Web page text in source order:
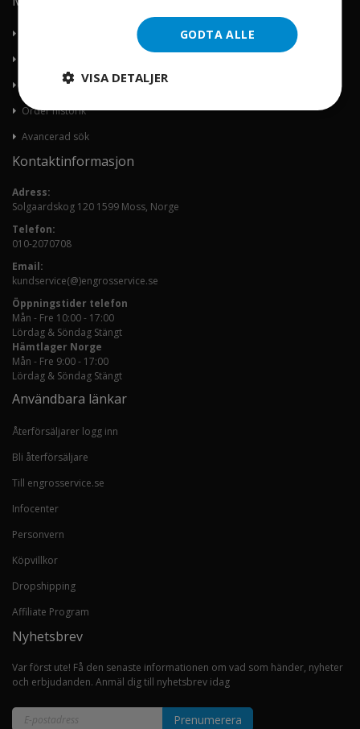
Mitt konto
Order historik
Avancerad sök
Kontaktinformasjon
Adress:
Solgaardskog 120 1599 Moss, Norge
Telefon:
010-2070708
Email:
kundservice(@)engrosservice.se
Öppningstider telefon
Mån - Fre 10:00 - 17:00
Lördag & Söndag Stängt
Hämtlager Norge
Mån - Fre 9:00 - 17:00
Lördag & Söndag Stängt
Användbara länkar
Återförsäljarer logg inn
Bli återförsäljare
Till engrosservice.se
Infocenter
Personvern
Köpvillkor
Dropshipping
Affiliate Program
Nyhetsbrev
Var först ute! Få den senaste informationen om vad som händer, nyheter
och erbjudanden. Anmäl dig till nyhetsbrev idag
Prenumerera
GODTA ALLE
VISA DETALJER